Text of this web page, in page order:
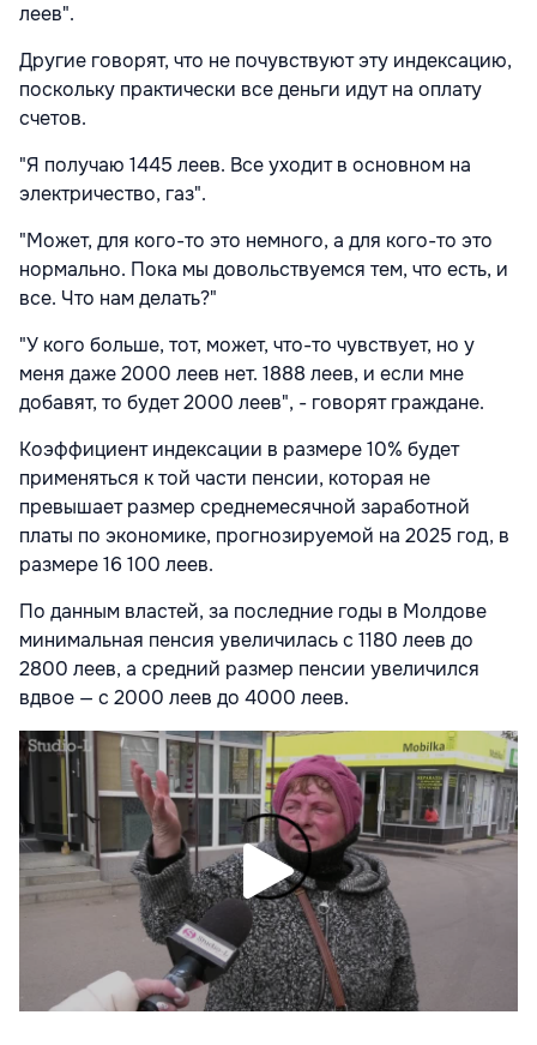
леев".
Другие говорят, что не почувствуют эту индексацию,
поскольку практически все деньги идут на оплату
счетов.
"Я получаю 1445 леев. Все уходит в основном на
электричество, газ".
"Может, для кого-то это немного, а для кого-то это
нормально. Пока мы довольствуемся тем, что есть, и
все. Что нам делать?"
"У кого больше, тот, может, что-то чувствует, но у
меня даже 2000 леев нет. 1888 леев, и если мне
добавят, то будет 2000 леев", - говорят граждане.
Коэффициент индексации в размере 10% будет
применяться к той части пенсии, которая не
превышает размер среднемесячной заработной
платы по экономике, прогнозируемой на 2025 год, в
размере 16 100 леев.
По данным властей, за последние годы в Молдове
минимальная пенсия увеличилась с 1180 леев до
2800 леев, а средний размер пенсии увеличился
вдвое — с 2000 леев до 4000 леев.